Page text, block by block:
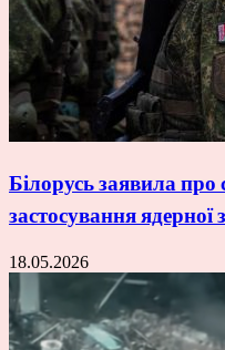
Білорусь заявила про
застосування ядерної
18.05.2026